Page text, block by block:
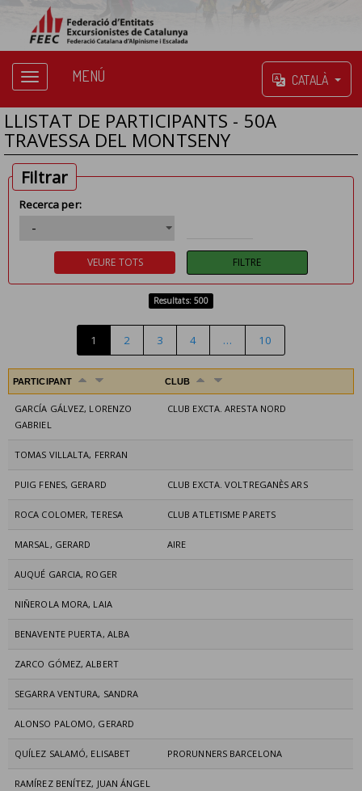
MENÚ CATALÀ
LLISTAT DE PARTICIPANTS - 50A
TRAVESSA DEL MONTSENY
Filtrar
Recerca per:
Resultats: 500
1 2 3 4 … 10
PARTICIPANT CLUB
GARCÍA GÁLVEZ, LORENZO
GABRIEL
CLUB EXCTA. ARESTA NORD
TOMAS VILLALTA, FERRAN
PUIG FENES, GERARD CLUB EXCTA. VOLTREGANÈS ARS
ROCA COLOMER, TERESA CLUB ATLETISME PARETS
MARSAL, GERARD AIRE
AUQUÉ GARCIA, ROGER
NIÑEROLA MORA, LAIA
BENAVENTE PUERTA, ALBA
ZARCO GÓMEZ, ALBERT
SEGARRA VENTURA, SANDRA
ALONSO PALOMO, GERARD
QUÍLEZ SALAMÓ, ELISABET PRORUNNERS BARCELONA
RAMÍREZ BENÍTEZ, JUAN ÁNGEL